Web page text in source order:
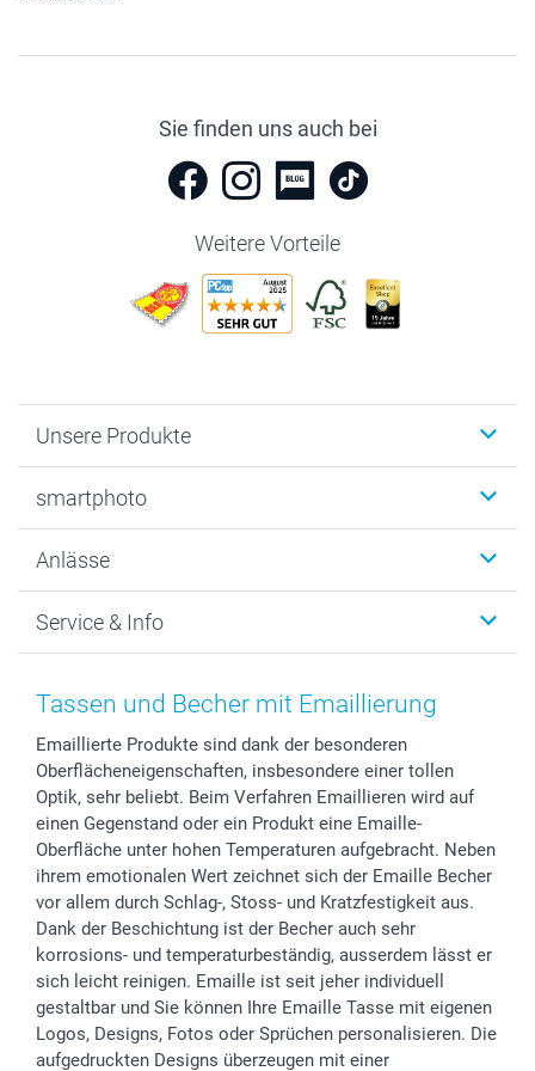
Sie finden uns auch bei
Weitere Vorteile
Unsere Produkte
Fotogeschenke
MyNameBook
Fotoabzüge, Fotos als Buch & Poster
Zubehör & Material
Sticker & Etiketten
Geschenk-Gutscheine (PDF)
smartphoto
Warum smartphoto
Datenschutz
AGB
Presse
Partnerprogramme
Investor Relations
B2B smartbusiness
Widerrufsrecht
Anlässe
Neujahr
Muttertag
Kommunion & Konfirmation
Hochzeit
Geburtstag
Geburt
Zu allen Anlässen
Service & Info
Preise und Versandkosten
48h Lieferung
Zahlungsmöglichkeiten
Anmelden /Registrieren
Sitemap
Status der Bestellung
smartfriends
smartgarantie
smartbonus
Tassen und Becher mit Emaillierung
Emaillierte Produkte sind dank der besonderen
Oberflächeneigenschaften, insbesondere einer tollen
Optik, sehr beliebt. Beim Verfahren Emaillieren wird auf
einen Gegenstand oder ein Produkt eine Emaille-
Oberfläche unter hohen Temperaturen aufgebracht. Neben
ihrem emotionalen Wert zeichnet sich der Emaille Becher
vor allem durch Schlag-, Stoss- und Kratzfestigkeit aus.
Dank der Beschichtung ist der Becher auch sehr
korrosions- und temperaturbeständig, ausserdem lässt er
sich leicht reinigen. Emaille ist seit jeher individuell
gestaltbar und Sie können Ihre Emaille Tasse mit eigenen
Logos, Designs, Fotos oder Sprüchen personalisieren. Die
aufgedruckten Designs überzeugen mit einer